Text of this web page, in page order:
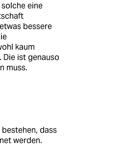
eine
bessere
kaum
Die ist genauso
muss.
dass
werden.